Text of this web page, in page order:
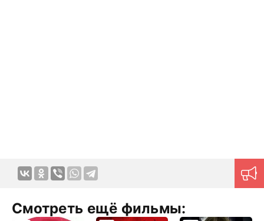
Смотреть ещё фильмы: